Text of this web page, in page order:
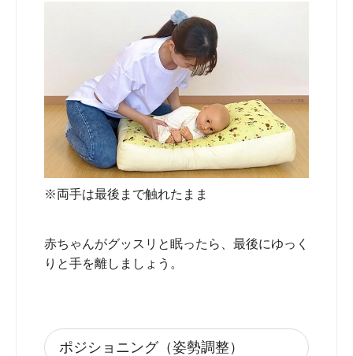
※両手は最後まで触れたまま
赤ちゃんがグッスリと眠ったら、最後にゆっく
りと手を離しましょう。
ポジショニング（姿勢調整）